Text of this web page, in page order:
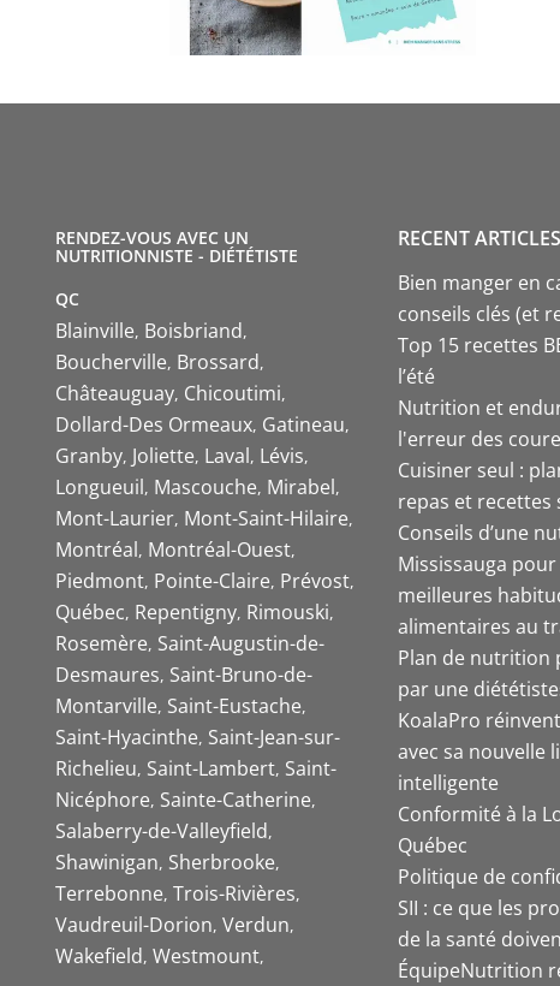
RENDEZ-VOUS AVEC UN
NUTRITIONNISTE - DIÉTÉTISTE
QC
Blainville Boisbriand
Boucherville Brossard
Châteauguay Chicoutimi
Dollard-Des Ormeaux Gatineau
Granby Joliette Laval Lévis
Longueuil Mascouche Mirabel
Mont-Laurier Mont-Saint-Hilaire
Montréal Montréal-Ouest
Piedmont Pointe-Claire Prévost
Québec Repentigny Rimouski
Rosemère Saint-Augustin-de-
Desmaures Saint-Bruno-de-
Montarville Saint-Eustache
Saint-Hyacinthe Saint-Jean-sur-
Richelieu Saint-Lambert Saint-
Nicéphore Sainte-Catherine
Salaberry-de-Valleyfield
Shawinigan Sherbrooke
Terrebonne Trois-Rivières
Vaudreuil-Dorion Verdun
Wakefield Westmount
RECENT ARTICLES
Bien manger en
conseils clés (et
Top 15 recettes
l’été
Nutrition et
l'erreur des
Cuisiner seul :
repas et recettes
Conseils d’une
Mississauga
meilleures
alimentaires au
Plan de nutrition
par une
KoalaPro
avec sa nouvelle
intelligente
Conformité à la
Québec
Politique de
SII : ce que les
de la santé
ÉquipeNutrition